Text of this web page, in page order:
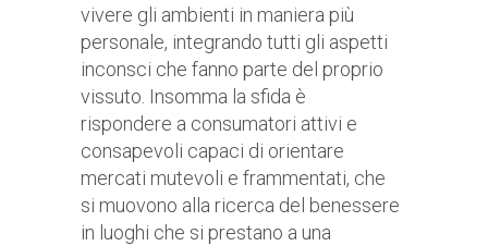
vivere gli ambienti in maniera più
personale, integrando tutti gli aspetti
inconsci che fanno parte del proprio
vissuto. Insomma la sfida è
rispondere a consumatori attivi e
consapevoli capaci di orientare
mercati mutevoli e frammentati, che
si muovono alla ricerca del benessere
in luoghi che si prestano a una